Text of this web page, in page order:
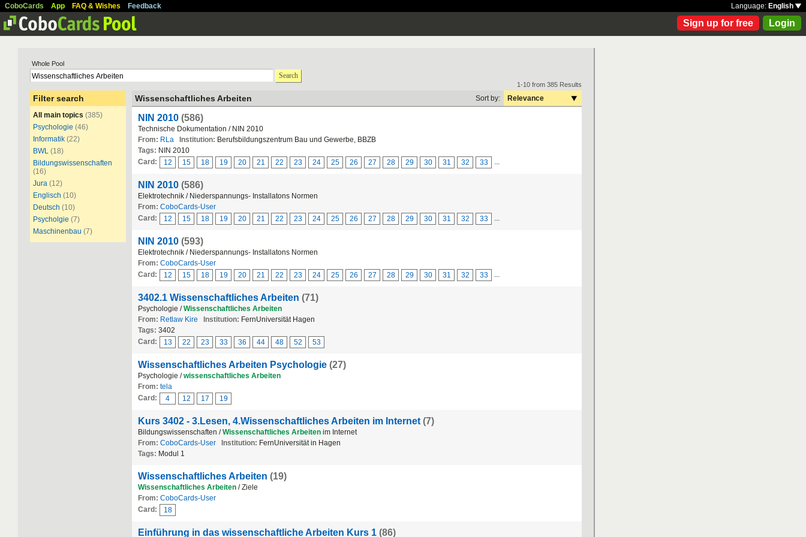
CoboCards App FAQ & Wishes Feedback Language: English
Sign up for free Login
Whole Pool
Search
Filter search
All main topics (385)
Psychologie (46)
Informatik (22)
BWL (18)
Bildungswissenschaften
(16)
Jura (12)
Englisch (10)
Deutsch (10)
Psycholgie (7)
Maschinenbau (7)
1-10 from 385 Results
Wissenschaftliches Arbeiten Sort by: Relevance
NIN 2010 (586)
Technische Dokumentation / NIN 2010
From: RLa Institution: Berufsbildungszentrum Bau und Gewerbe, BBZB
Tags: NIN 2010
Card:
12 15 18 19 20 21 22 23 24 25 26 27 28 29 30 31 32 33 ...
NIN 2010 (586)
Elektrotechnik / Niederspannungs- Installatons Normen
From: CoboCards-User
Card:
12 15 18 19 20 21 22 23 24 25 26 27 28 29 30 31 32 33 ...
NIN 2010 (593)
Elektrotechnik / Niederspannungs- Installatons Normen
From: CoboCards-User
Card:
12 15 18 19 20 21 22 23 24 25 26 27 28 29 30 31 32 33 ...
3402.1 Wissenschaftliches Arbeiten (71)
Psychologie /Wissenschaftliches Arbeiten
From: Retlaw Kire Institution: FernUniversität Hagen
Tags: 3402
Card:
13 22 23 33 36 44 48 52 53
Wissenschaftliches Arbeiten Psychologie (27)
Psychologie /wissenschaftliches Arbeiten
From: tela
Card:
4 12 17 19
Kurs 3402 - 3.Lesen, 4.Wissenschaftliches Arbeiten im Internet (7)
Bildungswissenschaften /Wissenschaftliches Arbeiten im Internet
From: CoboCards-User Institution: FernUniversität in Hagen
Tags: Modul 1
Wissenschaftliches Arbeiten (19)
Wissenschaftliches Arbeiten / Ziele
From: CoboCards-User
Card:
18
Einführung in das wissenschaftliche Arbeiten Kurs 1 (86)